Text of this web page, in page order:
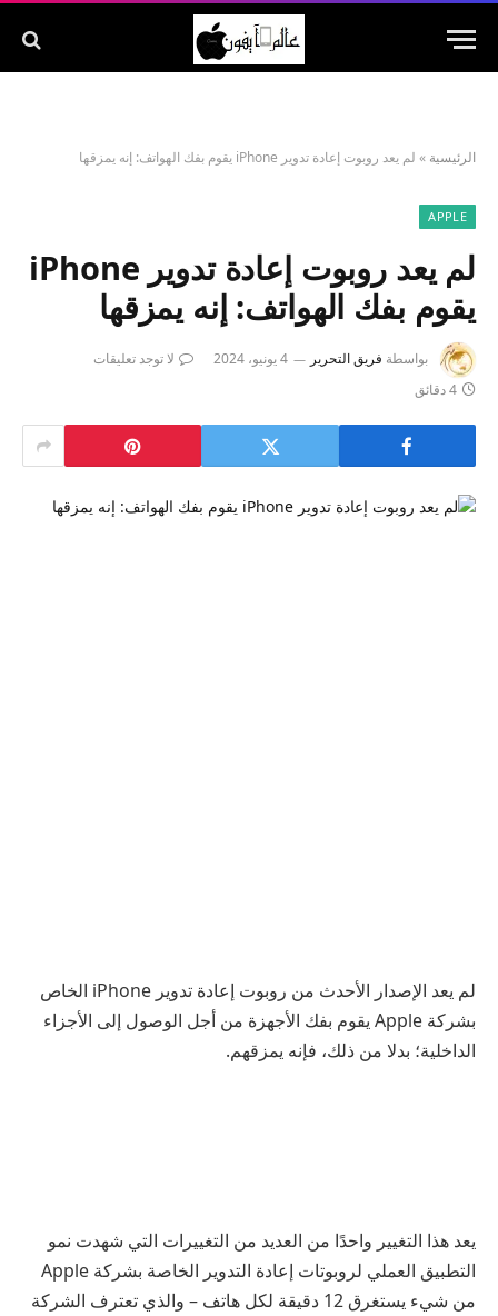
الرئيسية » لم يعد روبوت إعادة تدوير iPhone يقوم بفك الهواتف: إنه يمزقها
APPLE
لم يعد روبوت إعادة تدوير iPhone
يقوم بفك الهواتف: إنه يمزقها
بواسطة فريق التحرير 4 يونيو، 2024
لا توجد تعليقات
4 دقائق
لم يعد الإصدار الأحدث من روبوت إعادة تدوير iPhone الخاص
بشركة Apple يقوم بفك الأجهزة من أجل الوصول إلى الأجزاء
الداخلية؛ بدلا من ذلك، فإنه يمزقهم.
يعد هذا التغيير واحدًا من العديد من التغييرات التي شهدت نمو
التطبيق العملي لروبوتات إعادة التدوير الخاصة بشركة Apple
من شيء يستغرق 12 دقيقة لكل هاتف – والذي تعترف الشركة